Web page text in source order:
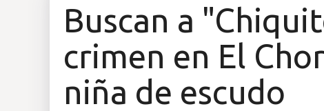
Buscan a
crimen en El
niña de escudo